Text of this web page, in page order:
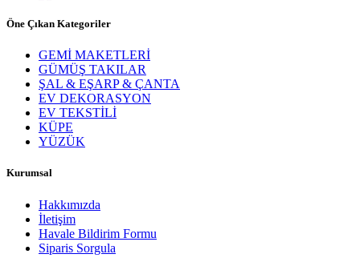
Öne Çıkan Kategoriler
GEMİ MAKETLERİ
GÜMÜŞ TAKILAR
ŞAL & EŞARP & ÇANTA
EV DEKORASYON
EV TEKSTİLİ
KÜPE
YÜZÜK
Kurumsal
Hakkımızda
İletişim
Havale Bildirim Formu
Siparis Sorgula